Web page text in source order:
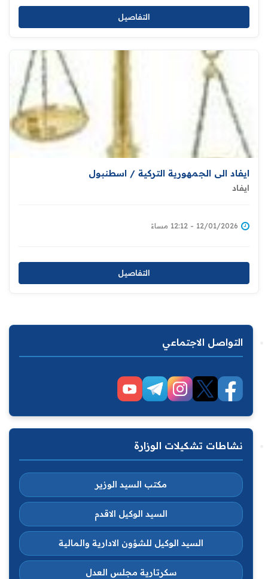
التفاصيل
ايفاد الى الجمهورية التركية / اسطنبول
ايفاد
12/01/2026 - 12:12 مساءً
التفاصيل
التواصل الاجتماعي
نشاطات تشكيلات الوزارة
مكتب السيد الوزير
السيد الوكيل الاقدم
السيد الوكيل للشؤون الادارية والمالية
سكرتارية مجلس العدل